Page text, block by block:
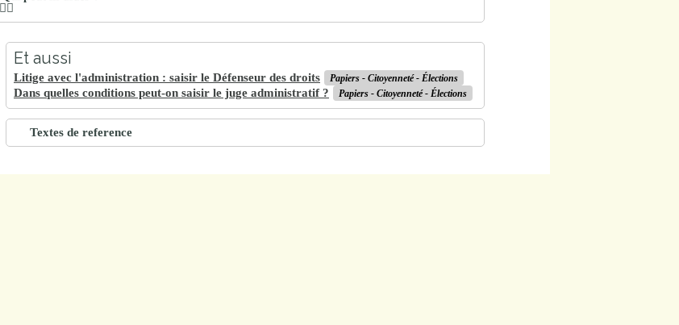
Et aussi
Litige avec l'administration : saisir le Défenseur des droits Papiers - Citoyenneté - Élections
Dans quelles conditions peut-on saisir le juge administratif ? Papiers - Citoyenneté - Élections
Textes de reference